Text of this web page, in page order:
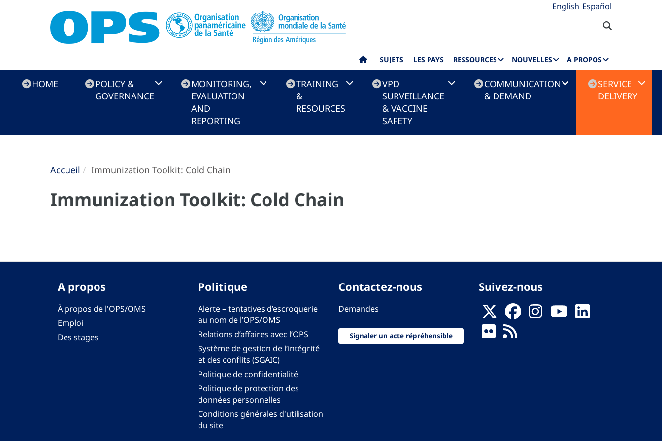
English Español
SUJETS LES PAYS RESSOURCES NOUVELLES A PROPOS
Immunization
Toolkit
HOME
POLICY &
GOVERNANCE
MONITORING,
EVALUATION
AND
REPORTING
TRAINING
&
RESOURCES
VPD
SURVEILLANCE
& VACCINE
SAFETY
COMMUNICATION
& DEMAND
SERVICE
DELIVERY
Accueil Immunization Toolkit: Cold Chain
Immunization Toolkit: Cold Chain
A propos
À propos de l'OPS/OMS
Emploi
Des stages
Politique
Alerte – tentatives d’escroquerie
au nom de l’OPS/OMS
Relations d’affaires avec l’OPS
Système de gestion de l’intégrité
et des conflits (SGAIC)
Politique de confidentialité
Politique de protection des
données personnelles
Conditions générales d'utilisation
du site
Contactez-nous
Demandes
Signaler un acte répréhensible
Suivez-nous